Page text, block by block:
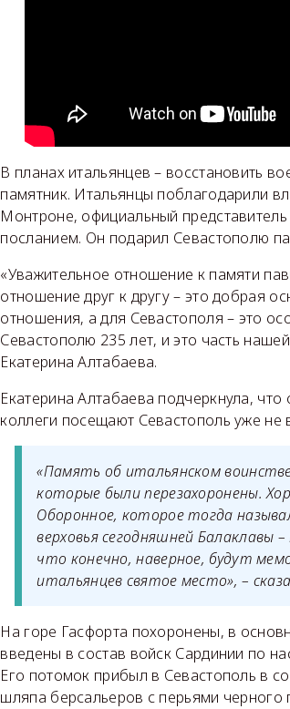
В планах итальянцев – восстановить
памятник. Итальянцы поблагодарили
Монтроне, официальный
посланием. Он подарил Севастополю
«Уважительное отношение к памяти
отношение друг к другу – это добрая
отношения, а для Севастополя – это
Севастополю 235 лет, и это часть
Екатерина Алтабаева.
Екатерина Алтабаева подчеркнула,
коллеги посещают Севастополь уже не
«Память об итальянском
которые были перезахоронены.
Оборонное, которое тогда
верховья сегодняшней Балаклавы
что конечно, наверное, будут
итальянцев святое место», –
На горе Гасфорта похоронены, в
введены в состав войск Сардинии по
Его потомок прибыл в Севастополь в
шляпа берсальеров с перьями черного